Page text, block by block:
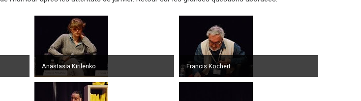
Anastasia Kirilenko Francis Kochert